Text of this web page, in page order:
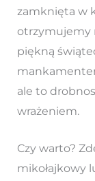
zamknięta w
otrzymujemy
piękną
ale to
wrażeniem.
Czy warto?
mikołajkowy